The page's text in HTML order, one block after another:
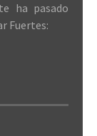
ha pasado
Fuertes: